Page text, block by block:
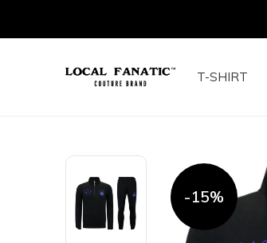
T-SHIRT
-15%